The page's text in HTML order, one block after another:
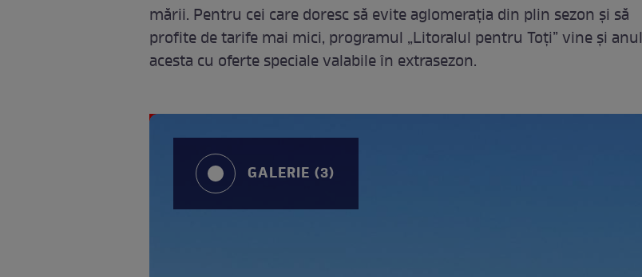
mării. Pentru cei care doresc să evite aglomerația din plin sezon și să
profite de tarife mai mici, programul „Litoralul pentru Toți” vine și anul
acesta cu oferte speciale valabile în extrasezon.
GALERIE (3)